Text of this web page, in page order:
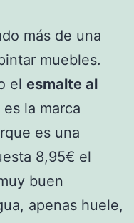
más de una
muebles.
el esmalte al
es la marca
es una
8,95€ el
buen
apenas huele,